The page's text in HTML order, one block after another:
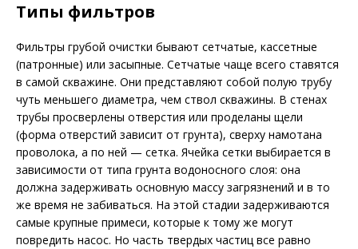
Типы фильтров
Фильтры грубой очистки бывают сетчатые, кассетные
(патронные) или засыпные. Сетчатые чаще всего ставятся
в самой скважине. Они представляют собой полую трубу
чуть меньшего диаметра, чем ствол скважины. В стенах
трубы просверлены отверстия или проделаны щели
(форма отверстий зависит от грунта), сверху намотана
проволока, а по ней — сетка. Ячейка сетки выбирается в
зависимости от типа грунта водоносного слоя: она
должна задерживать основную массу загрязнений и в то
же время не забиваться. На этой стадии задерживаются
самые крупные примеси, которые к тому же могут
повредить насос. Но часть твердых частиц все равно